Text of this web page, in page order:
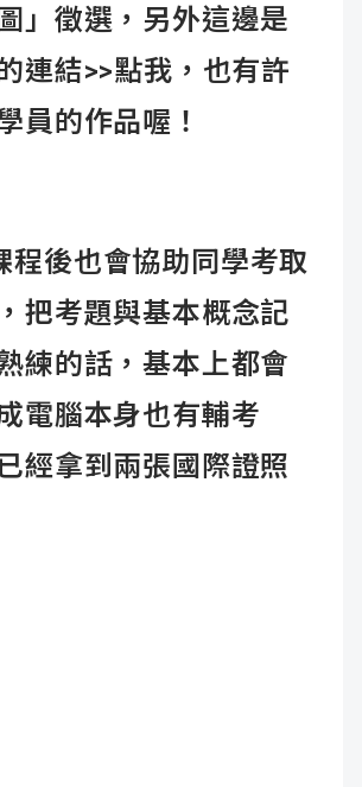
」徵選 ， 另外這邊是
連結>>點我 ，也有許
員的作品喔！
後也會協助同學考取
把考題與基本概念記
練的話，基本上都會
電腦本身也有輔考
經拿到兩張國際證照